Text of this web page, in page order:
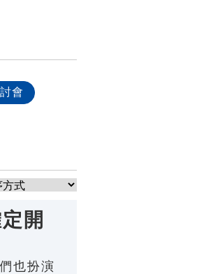
會
開
也扮演